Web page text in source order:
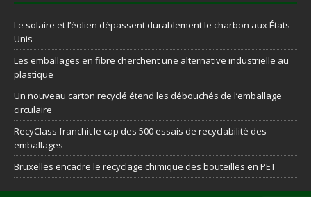
Le solaire et l’éolien dépassent durablement le charbon aux États-
Unis
Les emballages en fibre cherchent une alternative industrielle au
plastique
Un nouveau carton recyclé étend les débouchés de l’emballage
circulaire
RecyClass franchit le cap des 500 essais de recyclabilité des
emballages
Bruxelles encadre le recyclage chimique des bouteilles en PET